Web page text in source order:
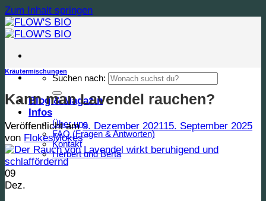
Zum Inhalt springen
Suchen nach:
Blog & Magazin
Infos
Über uns
FAQ (Fragen & Antworten)
Kontakt
Herbert und Berta
Kräutermischungen
Kann man Lavendel rauchen?
Veröffentlicht am9. Dezember 202115. September 2025
von FlokesMokes
09
Dez.